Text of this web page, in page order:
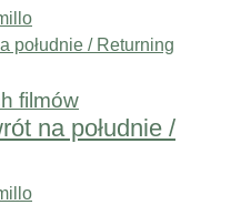
filmów
na południe /